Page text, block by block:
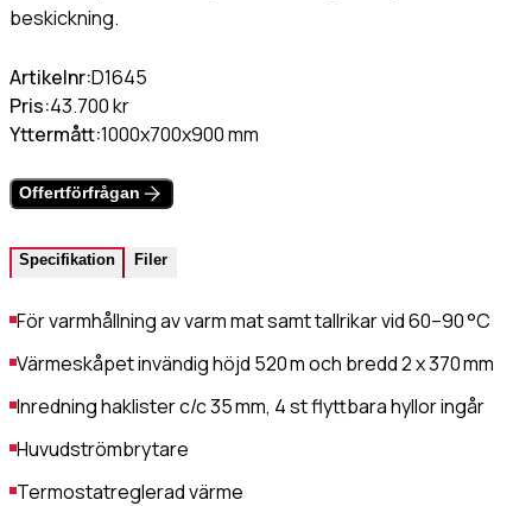
beskickning.
Artikelnr:D1645
Pris:43.700 kr
Yttermått:1000x700x900 mm
Offertförfrågan
Specifikation Filer
För varmhållning av varm mat samt tallrikar vid 60–90 °C
Värmeskåpet invändig höjd 520 m och bredd 2 x 370 mm
Inredning haklister c/c 35 mm, 4 st flyttbara hyllor ingår
Huvudströmbrytare
Termostatreglerad värme
godkänner